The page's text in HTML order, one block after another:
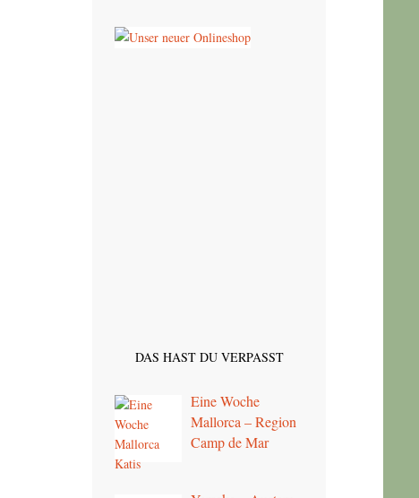
DAS HAST DU VERPASST
Eine Woche
Mallorca – Region
Camp de Mar